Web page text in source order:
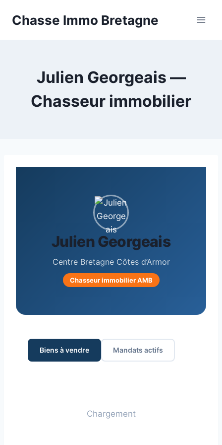
Chasse Immo Bretagne
Julien Georgeais —
Chasseur immobilier
Julien Georgeais
Centre Bretagne Côtes d’Armor
Chasseur immobilier AMB
Biens à vendre Mandats actifs
Chargement